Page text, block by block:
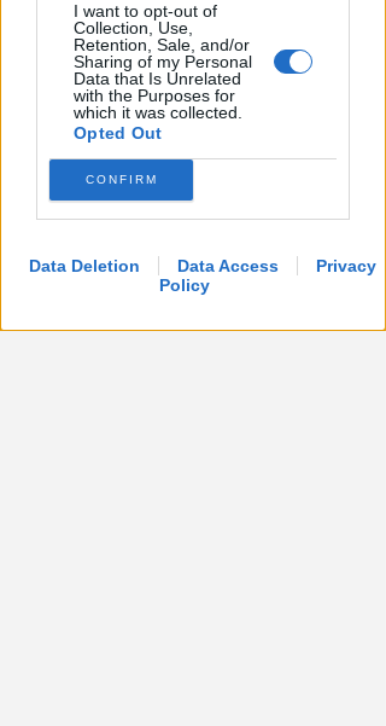
I want to opt-out of
Collection, Use,
Retention, Sale, and/or
Sharing of my Personal
Data that Is Unrelated
with the Purposes for
which it was collected.
Opted Out
CONFIRM
Data Deletion Data Access
Privacy
Policy
Piano Spiaggia. Spina (FdI):
cemento e spese in più per i
concessionari
Redazione